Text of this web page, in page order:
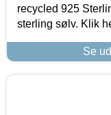
recycled 925
sterling sølv. Klik
Se